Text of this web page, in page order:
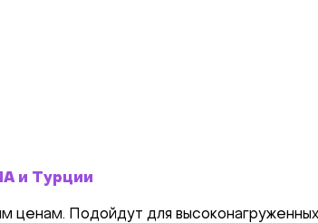
и Турции
Подойдут для высоконагруженных